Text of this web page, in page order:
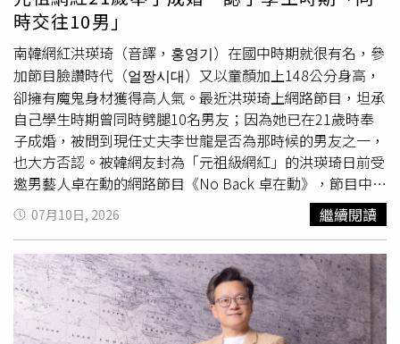
要求賠償轉學學費、醫療費和母子兩人的精神損失共200萬
元。班導反駁稱該學生常常遲到、沒交功課、不訂正錯題
目，因此制定抄寫規則絕非故意刁難。（示意圖與本事件無
關／翻攝自圖庫Pexels）校方、老師反駁 曝該生常遲到、
缺交功課面對家長指控，校方和老師在法庭上提出反駁。學
校強調，只有禮拜五配合學校升旗，才要求學生7點25分到
校，其他天聯絡簿寫7點40分到校只是自由練習，不計入成
績。至於被指控的「成績九宮格」，校方拿出表單正反面澄
清，這張表反面是「自我期許計畫」，是老師跟學生討論、
家長同意後才寫下的目標，而且後來這套制度根本沒有真正
實施。老師坦言，該學生開學後其實「常常遲到、頻繁缺交
功課、考試錯了也不訂正」，身為導師，處罰他罰抄課文或
要求訂正，本來就是維持基本品格和學業的正常教學手段，
絕非故意刁難。法官最終認為校方管教並無不當，且該學生
確實常遲到、不交作業，因此老師無違法，國賠也不成立。
（示意圖與本事件無關／翻攝自圖庫Pexels）最終判決家長
時交往10男」
南韓網紅洪瑛琦（音譯，홍영기）在國中時期就很有名，參
加節目臉讚時代（얼짱시대）又以童顏加上148公分身高，
卻擁有魔鬼身材獲得高人氣。最近洪瑛琦上網路節目，坦承
自己學生時期曾同時劈腿10名男友；因為她已在21歲時奉
子成婚，被問到現任丈夫李世龍是否為那時候的男友之一，
也大方否認。被韓網友封為「元祖級網紅」的洪瑛琦日前受
邀男藝人卓在勳的網路節目《No Back 卓在勳》，節目中卓
在勳犀利提問，聽聞洪瑛琦學生時期異性緣極佳，不乏追求
者，還傳出「同時交往10個男友」的消息；對此，洪瑛琦笑
著坦承這段過去。對此，卓在勳好奇「同時交往10個人，一
週內怎麼可能見得完？」洪瑛琦則笑著解釋，當時的追求者
們各司其職，連交通時間都被完美分配，例如早上出門 上學
時有一位男友專程來接她，下午放學時，又會由另一位男友
負責送她回家。至於洪瑛琦在21歲那年與當年僅18歲、還
07月10日, 2026 繼續閱讀